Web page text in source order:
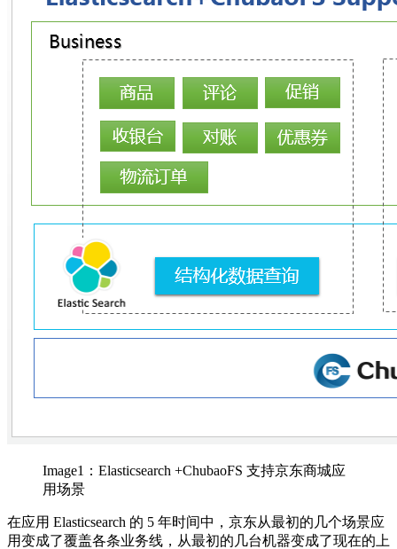
Image1：Elasticsearch +ChubaoFS 支持京东商城应
用场景
在应用 Elasticsearch 的 5 年时间中，京东从最初的几个场景应
用变成了覆盖各条业务线，从最初的几台机器变成了现在的上